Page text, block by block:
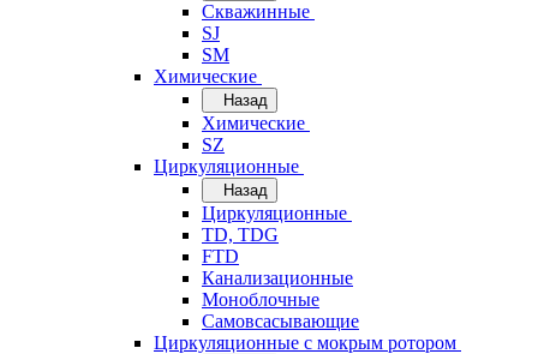
Скважинные
SJ
SM
Химические
Назад
Химические
SZ
Циркуляционные
Назад
Циркуляционные
TD, TDG
FTD
Канализационные
Моноблочные
Самовсасывающие
Циркуляционные с мокрым ротором